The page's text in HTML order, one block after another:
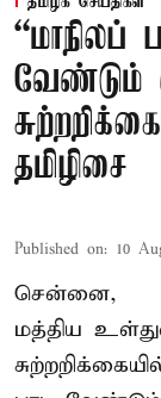
“மாநிலப்
வேண்டும்
தமிழிசை
Published on: 10
சென்னை,
மத்திய